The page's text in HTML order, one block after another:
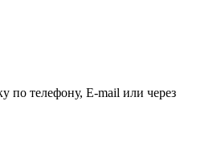
по телефону, E-mail или через